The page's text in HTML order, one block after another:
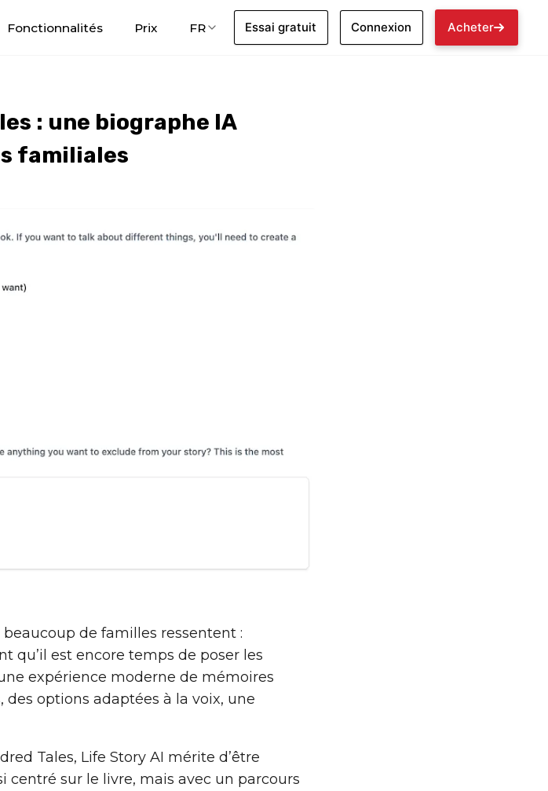
Fonctionnalités Prix FR Essai gratuit Connexion Acheter
: une biographe IA
familiales
de familles ressentent :
qu’il est encore temps de poser les
expérience moderne de mémoires
options adaptées à la voix, une
Tales, Life Story AI mérite d’être
centré sur le livre, mais avec un parcours